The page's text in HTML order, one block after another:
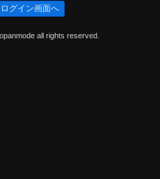
ログイン画面へ
all rights reserved.